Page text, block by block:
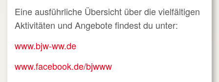
Eine ausführliche Übersicht über die vielfältigen
Aktivitäten und Angebote findest du unter:
www.bjw-ww.de
www.facebook.de/bjwww